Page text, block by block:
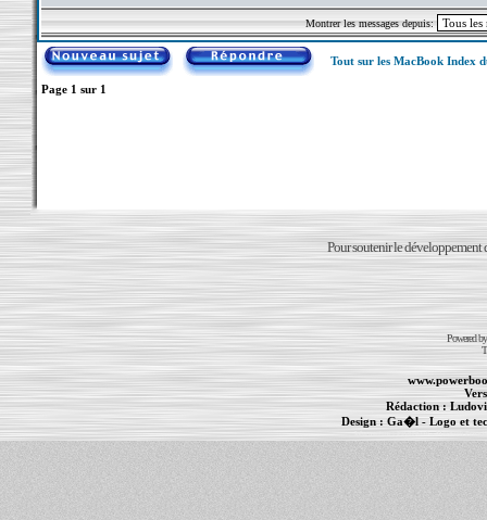
Montrer les messages depuis:
Tout sur les MacBook Index
Page 1 sur 1
Pour soutenir le développement
Powered
Rédaction :
Design :Ga�l- Logo et
Informations : PowerBook - MacBook Pro